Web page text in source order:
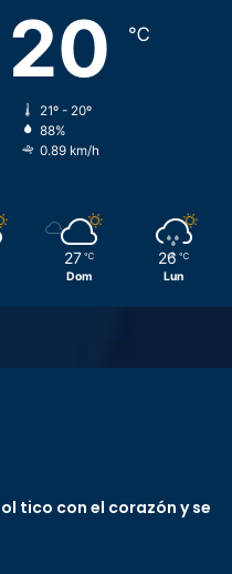
20 ℃
21º - 20º
88%
0.89 km/h
27 ℃
Dom
26 ℃
Lun
tico con el corazón y se